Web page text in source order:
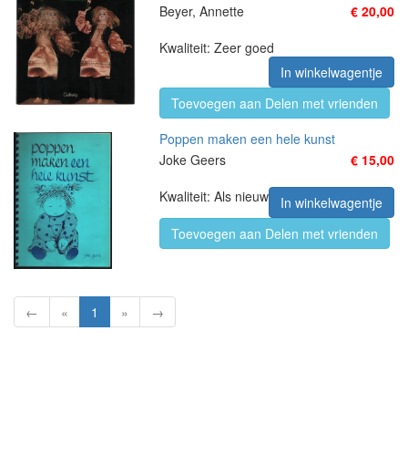
Beyer, Annette
€ 20,00
Kwaliteit: Zeer goed
In winkelwagentje
Toevoegen aan Delen met vrienden
Poppen maken een hele kunst
Joke Geers
€ 15,00
Kwaliteit: Als nieuw
In winkelwagentje
Toevoegen aan Delen met vrienden
← « 1 » →